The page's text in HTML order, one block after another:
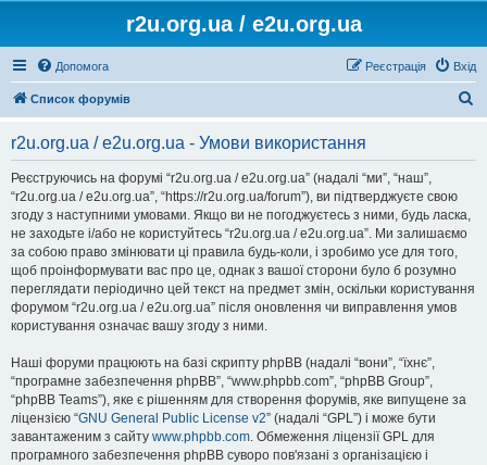
r2u.org.ua / e2u.org.ua
Допомога Вхід
Реєстрація
Список форумів
r2u.org.ua / e2u.org.ua - Умови використання
Реєструючись на форумі “r2u.org.ua / e2u.org.ua” (надалі “ми”, “наш”,
“r2u.org.ua / e2u.org.ua”, “https://r2u.org.ua/forum”), ви підтверджуєте свою
згоду з наступними умовами. Якщо ви не погоджуєтесь з ними, будь ласка,
не заходьте і/або не користуйтесь “r2u.org.ua / e2u.org.ua”. Ми залишаємо
за собою право змінювати ці правила будь-коли, і зробимо усе для того,
щоб проінформувати вас про це, однак з вашої сторони було б розумно
переглядати періодично цей текст на предмет змін, оскільки користування
форумом “r2u.org.ua / e2u.org.ua” після оновлення чи виправлення умов
користування означає вашу згоду з ними.
Наші форуми працюють на базі скрипту phpBB (надалі “вони”, “їхнє”,
“програмне забезпечення phpBB”, “www.phpbb.com”, “phpBB Group”,
“phpBB Teams”), яке є рішенням для створення форумів, яке випущене за
ліцензією “GNU General Public License v2” (надалі “GPL”) і може бути
завантаженим з сайту www.phpbb.com. Обмеження ліцензії GPL для
програмного забезпечення phpBB суворо пов'язані з організацією і